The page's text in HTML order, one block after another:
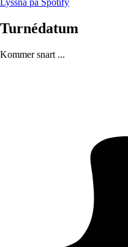
Lyssna på Spotify
Turnédatum
Kommer snart ...